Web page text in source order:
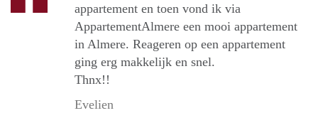
appartement en toen vond ik via
AppartementAlmere een mooi appartement
in Almere. Reageren op een appartement
ging erg makkelijk en snel.
Thnx!!
Evelien